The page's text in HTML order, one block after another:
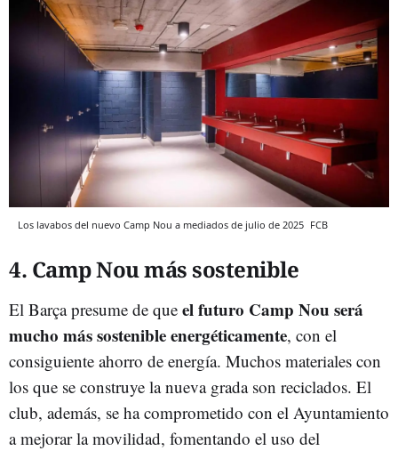
Los lavabos del nuevo Camp Nou a mediados de julio de 2025 FCB
4. Camp Nou más sostenible
El Barça presume de que el futuro Camp Nou será
mucho más sostenible energéticamente, con el
consiguiente ahorro de energía. Muchos materiales con
los que se construye la nueva grada son reciclados. El
club, además, se ha comprometido con el Ayuntamiento
a mejorar la movilidad, fomentando el uso del